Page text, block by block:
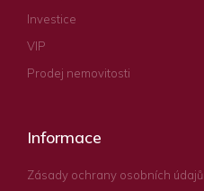
Investice
VIP
Prodej nemovitosti
Informace
Zásady ochrany osobních údajů